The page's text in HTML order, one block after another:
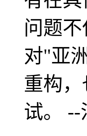
问题
对"亚
重构
试。